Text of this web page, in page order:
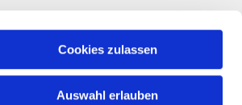
Cookies zulassen
Auswahl erlauben